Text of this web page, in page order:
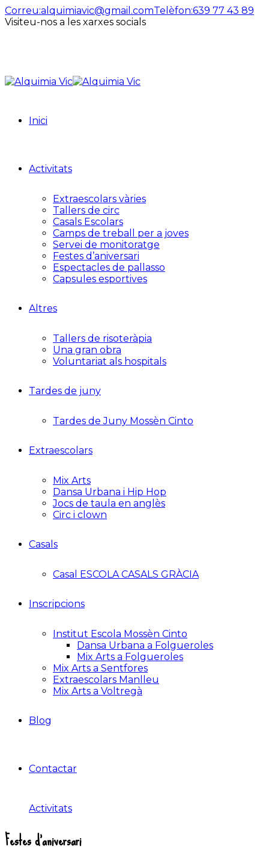
Correu:alquimiavic@gmail.comTelèfon:639 77 43 89
Visiteu-nos a les xarxes socials
Inici
Activitats
Extraescolars vàries
Tallers de circ
Casals Escolars
Camps de treball per a joves
Servei de monitoratge
Festes d’aniversari
Espectacles de pallasso
Capsules esportives
Altres
Tallers de risoteràpia
Una gran obra
Voluntariat als hospitals
Tardes de juny
Tardes de Juny Mossèn Cinto
Extraescolars
Mix Arts
Dansa Urbana i Hip Hop
Jocs de taula en anglès
Circ i clown
Casals
Casal ESCOLA CASALS GRÀCIA
Inscripcions
Institut Escola Mossèn Cinto
Dansa Urbana a Folgueroles
Mix Arts a Folgueroles
Mix Arts a Sentfores
Extraescolars Manlleu
Mix Arts a Voltregà
Blog
Contactar
Activitats
Festes d’aniversari